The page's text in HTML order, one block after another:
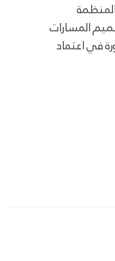
المسارات
في اعتماد